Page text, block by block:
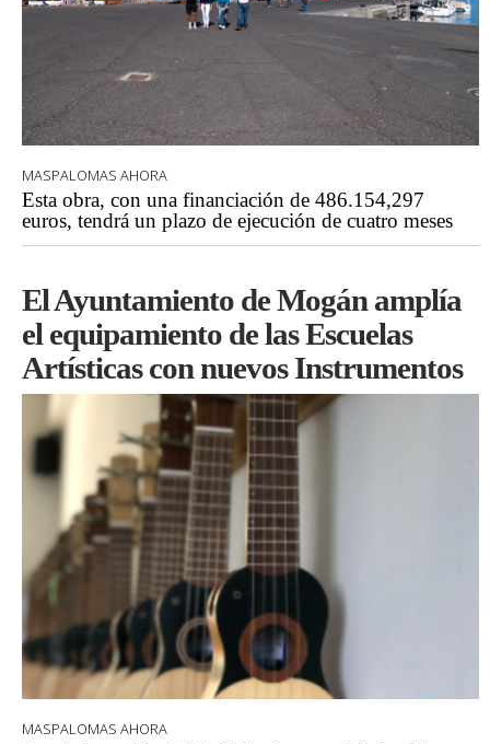
MASPALOMAS AHORA
Esta obra, con una financiación de 486.154,297
euros, tendrá un plazo de ejecución de cuatro meses
El Ayuntamiento de Mogán amplía
el equipamiento de las Escuelas
Artísticas con nuevos Instrumentos
MASPALOMAS AHORA